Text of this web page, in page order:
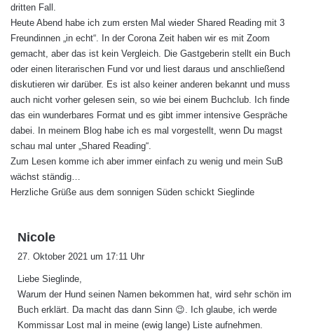
dritten Fall.
Heute Abend habe ich zum ersten Mal wieder Shared Reading mit 3
Freundinnen „in echt“. In der Corona Zeit haben wir es mit Zoom
gemacht, aber das ist kein Vergleich. Die Gastgeberin stellt ein Buch
oder einen literarischen Fund vor und liest daraus und anschließend
diskutieren wir darüber. Es ist also keiner anderen bekannt und muss
auch nicht vorher gelesen sein, so wie bei einem Buchclub. Ich finde
das ein wunderbares Format und es gibt immer intensive Gespräche
dabei. In meinem Blog habe ich es mal vorgestellt, wenn Du magst
schau mal unter „Shared Reading“.
Zum Lesen komme ich aber immer einfach zu wenig und mein SuB
wächst ständig…
Herzliche Grüße aus dem sonnigen Süden schickt Sieglinde
Nicole
t
:
27. Oktober 2021 um 17:11 Uhr
Liebe Sieglinde,
Warum der Hund seinen Namen bekommen hat, wird sehr schön im
Buch erklärt. Da macht das dann Sinn 😉. Ich glaube, ich werde
Kommissar Lost mal in meine (ewig lange) Liste aufnehmen.